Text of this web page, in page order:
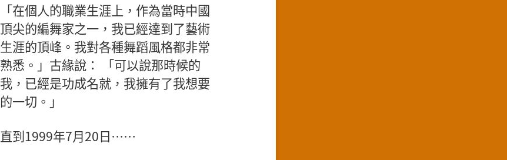
「在個人的職業生涯上，作為當時中國
頂尖的編舞家之一，我已經達到了藝術
生涯的頂峰。我對各種舞蹈風格都非常
熟悉。」古緣說： 「可以說那時候的
我，已經是功成名就，我擁有了我想要
的一切。」
直到1999年7月20日……